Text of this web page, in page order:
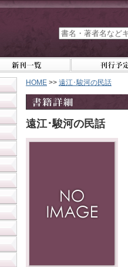
HOME >> 遠江･駿河の民話
遠江･駿河の民話